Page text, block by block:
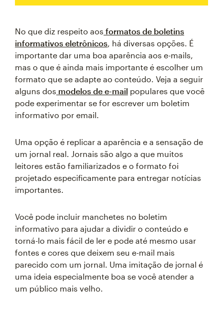
No que diz respeito aos formatos de boletins
informativos eletrônicos, há diversas opções. É
importante dar uma boa aparência aos e-mails,
mas o que é ainda mais importante é escolher um
formato que se adapte ao conteúdo. Veja a seguir
alguns dos modelos de e-mail populares que você
pode experimentar se for escrever um boletim
informativo por email.
Uma opção é replicar a aparência e a sensação de
um jornal real. Jornais são algo a que muitos
leitores estão familiarizados e o formato foi
projetado especificamente para entregar notícias
importantes.
Você pode incluir manchetes no boletim
informativo para ajudar a dividir o conteúdo e
torná-lo mais fácil de ler e pode até mesmo usar
fontes e cores que deixem seu e-mail mais
parecido com um jornal. Uma imitação de jornal é
uma ideia especialmente boa se você atender a
um público mais velho.